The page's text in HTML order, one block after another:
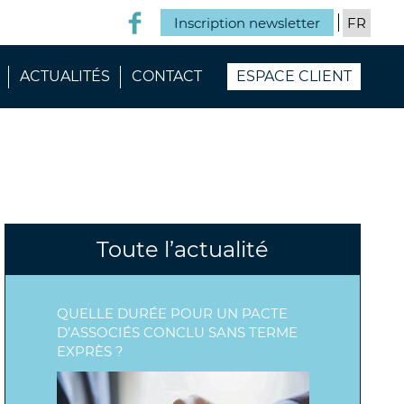
Inscription newsletter
ACTUALITÉS CONTACT ESPACE CLIENT
Toute l’actualité
QUELLE DURÉE POUR UN PACTE
D’ASSOCIÉS CONCLU SANS TERME
EXPRÈS ?